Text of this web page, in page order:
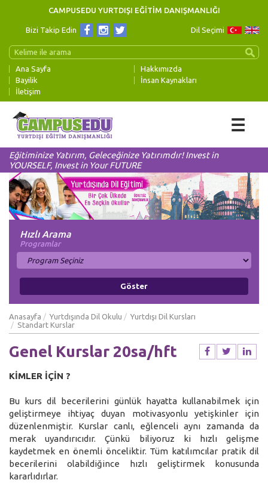
CAMPUSEDU YURTDIŞI EĞİTİM DANIŞMANLIĞI
Dil Seçimi
Bizi Takip Edin
Ana Sayfa
Hakkımızda
Bayilik
İnsan Kaynakları
İletişim
☰
Eğitiminize Yatırım, Geleceğinize Yatırımdır! Invest in
YOURSELF, Invest in Your FUTURE
Hızlı Arama
Programlar
Anasayfa Yurtdışında Dil Okulu
Yurtdışı Dil Kursları
Standart Kurslar
Genel Kurslar 20sa/hft
KİMLER İÇİN ?
Bu kurs dil becerilerini günlük hayatta kullanabilmek için
geliştirmeye ihtiyaç duyan motivasyonlu yetişkinler için
düzenlenmiştir. Kurslar canlı, eğlenceli aynı zamanda da
merak uyandırıcıdır. Çünkü biliyoruz ki hızlı gelişme
kaydetmek en önemli önceliktir. Tüm katılımcılar pratik dil
becerilerini olabildiğince hızlı geliştirmek konusunda
kararlıdırlar.